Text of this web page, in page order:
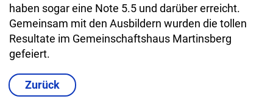
haben sogar eine Note 5.5 und darüber erreicht.
Gemeinsam mit den Ausbildern wurden die tollen
Resultate im Gemeinschaftshaus Martinsberg
gefeiert.
Zurück